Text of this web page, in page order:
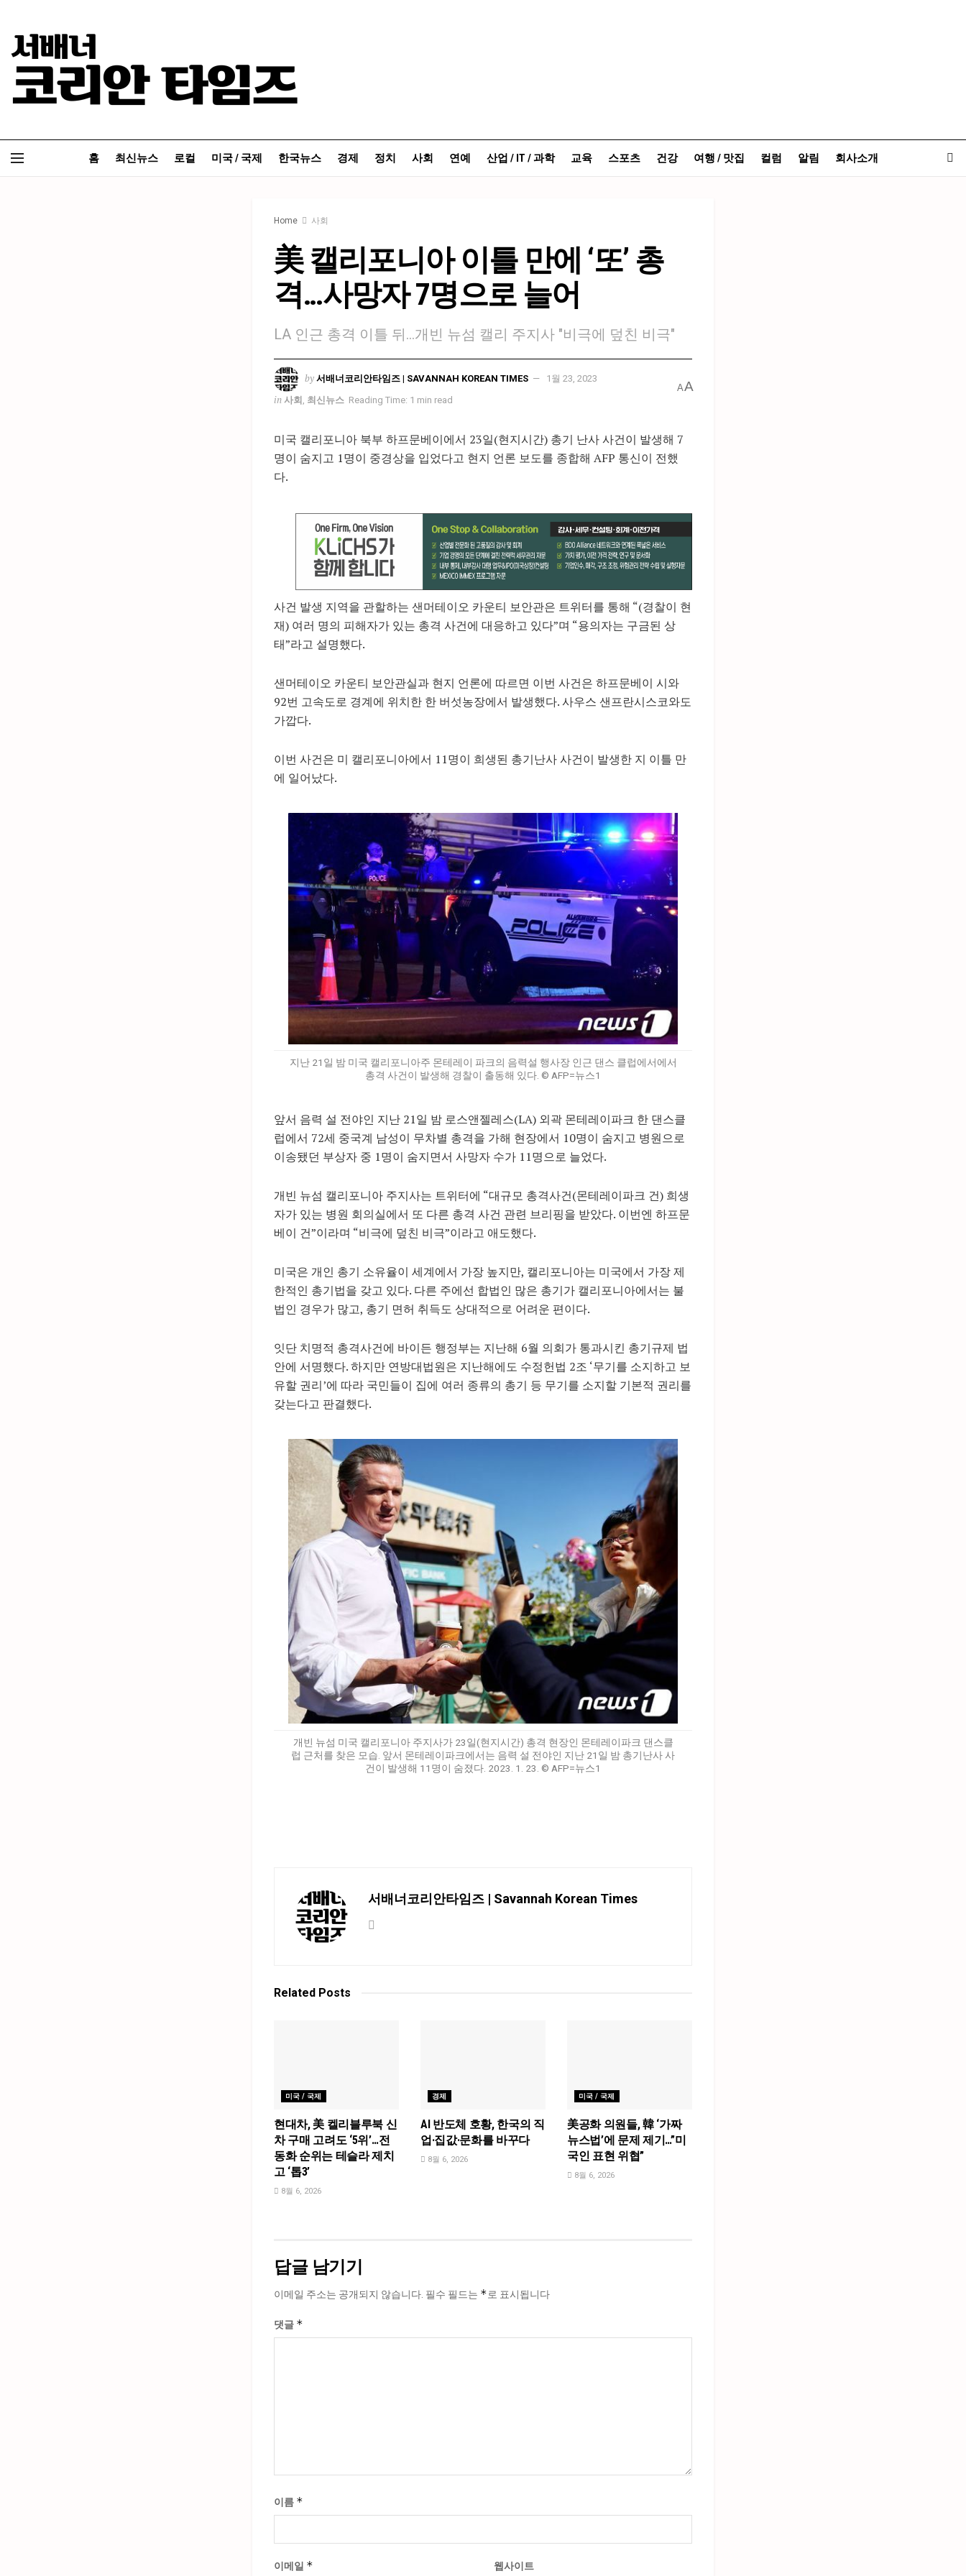
홈 최신뉴스 로컬 미국 / 국제 한국뉴스 경제 정치 사회 연예 산업 / IT / 과학 교육 스포츠 건강 여행 / 맛집 컬럼 알림 회사소개
Home 사회
美 캘리포니아 이틀 만에 ‘또’ 총
격…사망자 7명으로 늘어
LA 인근 총격 이틀 뒤…개빈 뉴섬 캘리 주지사 "비극에 덮친 비극"
by 서배너코리안타임즈 | SAVANNAH KOREAN TIMES 1월 23, 2023
in 사회 최신뉴스 Reading Time: 1 min read
AA
미국 캘리포니아 북부 하프문베이에서 23일(현지시간) 총기 난사 사건이 발생해 7
명이 숨지고 1명이 중경상을 입었다고 현지 언론 보도를 종합해 AFP 통신이 전했
다.
사건 발생 지역을 관할하는 샌머테이오 카운티 보안관은 트위터를 통해 “(경찰이 현
재) 여러 명의 피해자가 있는 총격 사건에 대응하고 있다”며 “용의자는 구금된 상
태”라고 설명했다.
샌머테이오 카운티 보안관실과 현지 언론에 따르면 이번 사건은 하프문베이 시와
92번 고속도로 경계에 위치한 한 버섯농장에서 발생했다. 사우스 샌프란시스코와도
가깝다.
이번 사건은 미 캘리포니아에서 11명이 희생된 총기난사 사건이 발생한 지 이틀 만
에 일어났다.
지난 21일 밤 미국 캘리포니아주 몬테레이 파크의 음력설 행사장 인근 댄스 클럽에서에서
총격 사건이 발생해 경찰이 출동해 있다. © AFP=뉴스1
앞서 음력 설 전야인 지난 21일 밤 로스앤젤레스(LA) 외곽 몬테레이파크 한 댄스클
럽에서 72세 중국계 남성이 무차별 총격을 가해 현장에서 10명이 숨지고 병원으로
이송됐던 부상자 중 1명이 숨지면서 사망자 수가 11명으로 늘었다.
개빈 뉴섬 캘리포니아 주지사는 트위터에 “대규모 총격사건(몬테레이파크 건) 희생
자가 있는 병원 회의실에서 또 다른 총격 사건 관련 브리핑을 받았다. 이번엔 하프문
베이 건”이라며 “비극에 덮친 비극”이라고 애도했다.
미국은 개인 총기 소유율이 세계에서 가장 높지만, 캘리포니아는 미국에서 가장 제
한적인 총기법을 갖고 있다. 다른 주에선 합법인 많은 총기가 캘리포니아에서는 불
법인 경우가 많고, 총기 면허 취득도 상대적으로 어려운 편이다.
잇단 치명적 총격사건에 바이든 행정부는 지난해 6월 의회가 통과시킨 총기규제 법
안에 서명했다. 하지만 연방대법원은 지난해에도 수정헌법 2조 ‘무기를 소지하고 보
유할 권리’에 따라 국민들이 집에 여러 종류의 총기 등 무기를 소지할 기본적 권리를
갖는다고 판결했다.
개빈 뉴섬 미국 캘리포니아 주지사가 23일(현지시간) 총격 현장인 몬테레이파크 댄스클
럽 근처를 찾은 모습. 앞서 몬테레이파크에서는 음력 설 전야인 지난 21일 밤 총기난사 사
건이 발생해 11명이 숨졌다. 2023. 1. 23. © AFP=뉴스1
서배너코리안타임즈 | Savannah Korean Times
Related Posts
미국 / 국제
현대차, 美 켈리블루북 신
차 구매 고려도 ‘5위’…전
동화 순위는 테슬라 제치
고 ‘톱3’
8월 6, 2026
경제
AI 반도체 호황, 한국의 직
업·집값·문화를 바꾸다
8월 6, 2026
미국 / 국제
美공화 의원들, 韓 ‘가짜
뉴스법’에 문제 제기…”미
국인 표현 위협”
8월 6, 2026
답글 남기기
이메일 주소는 공개되지 않습니다. 필수 필드는 *로 표시됩니다
댓글 *
이름 *
이메일 * 웹사이트